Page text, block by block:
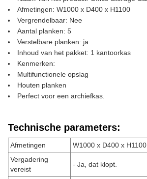
Afmetingen: W1000 x D400 x H1100
Vergrendelbaar: Nee
Aantal planken: 5
Verstelbare planken: ja
Inhoud van het pakket: 1 kantoorkas
Kenmerken:
Multifunctionele opslag
Houten planken
Perfect voor een archiefkas.
Technische parameters:
Afmetingen
W1000 x D400 x H1100
Vergadering
vereist
- Ja, dat klopt.